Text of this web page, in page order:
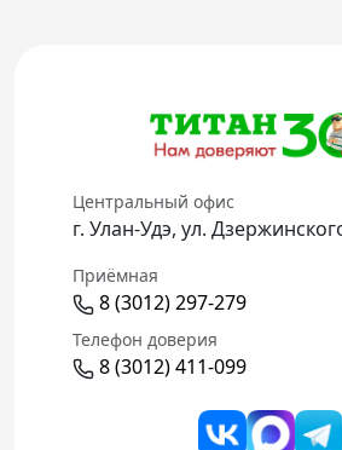
Центральный офис
г. Улан-Удэ, ул.
Приёмная
8 (3012) 297-279
Телефон доверия
8 (3012) 411-099